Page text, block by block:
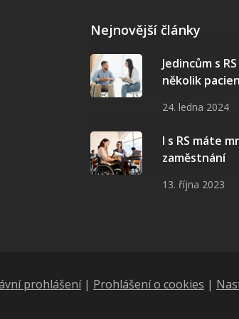
Nejnovější články
Jedincům s
několik
24. ledna 2024
I s RS máte
zaměstnání
13. října 2023
prohlášení| Prohlášení o cookies |